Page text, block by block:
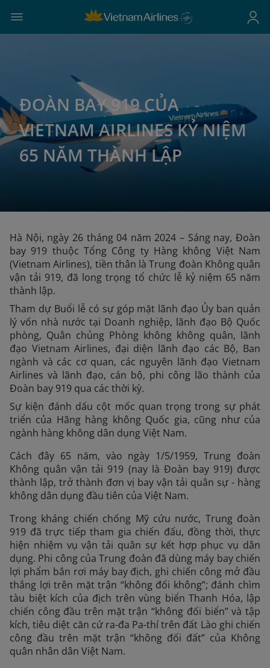
ĐOÀN BAY 919 CỦA
VIETNAM AIRLINES KỶ NIỆM
65 NĂM THÀNH LẬP
Hà Nội, ngày 26 tháng 04 năm 2024 – Sáng nay, Đoàn
bay 919 thuộc Tổng Công ty Hàng không Việt Nam
(Vietnam Airlines), tiền thân là Trung đoàn Không quân
vận tải 919, đã long trọng tổ chức lễ kỷ niệm 65 năm
thành lập.
Tham dự Buổi lễ có sự góp mặt lãnh đạo Ủy ban quản
lý vốn nhà nước tại Doanh nghiệp, lãnh đạo Bộ Quốc
phòng, Quân chủng Phòng không không quân, lãnh
đạo Vietnam Airlines, đại diện lãnh đạo các Bộ, Ban
ngành và các cơ quan, các nguyên lãnh đạo Vietnam
Airlines và lãnh đạo, cán bộ, phi công lão thành của
Đoàn bay 919 qua các thời kỳ.
Sự kiện đánh dấu cột mốc quan trọng trong sự phát
triển của Hãng hàng không Quốc gia, cũng như của
ngành hàng không dân dụng Việt Nam.
Cách đây 65 năm, vào ngày 1/5/1959, Trung đoàn
Không quân vận tải 919 (nay là Đoàn bay 919) được
thành lập, trở thành đơn vị bay vận tải quân sự - hàng
không dân dụng đầu tiên của Việt Nam.
Trong kháng chiến chống Mỹ cứu nước, Trung đoàn
919 đã trực tiếp tham gia chiến đấu, đồng thời, thực
hiện nhiệm vụ vận tải quân sự kết hợp phục vụ dân
dụng. Phi công của Trung đoàn đã dùng máy bay chiến
lợi phẩm bắn rơi máy bay địch, ghi chiến công mở đầu
thắng lợi trên mặt trận “không đối không”; đánh chìm
tàu biệt kích của địch trên vùng biển Thanh Hóa, lập
chiến công đầu trên mặt trận “không đối biển” và tập
kích, tiêu diệt căn cứ ra-đa Pa-thí trên đất Lào ghi chiến
công đầu trên mặt trận “không đối đất” của Không
quân nhân dân Việt Nam.